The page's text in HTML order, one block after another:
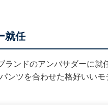
就任
ランドのアンバサダーに
ンツを合わせた格好いい